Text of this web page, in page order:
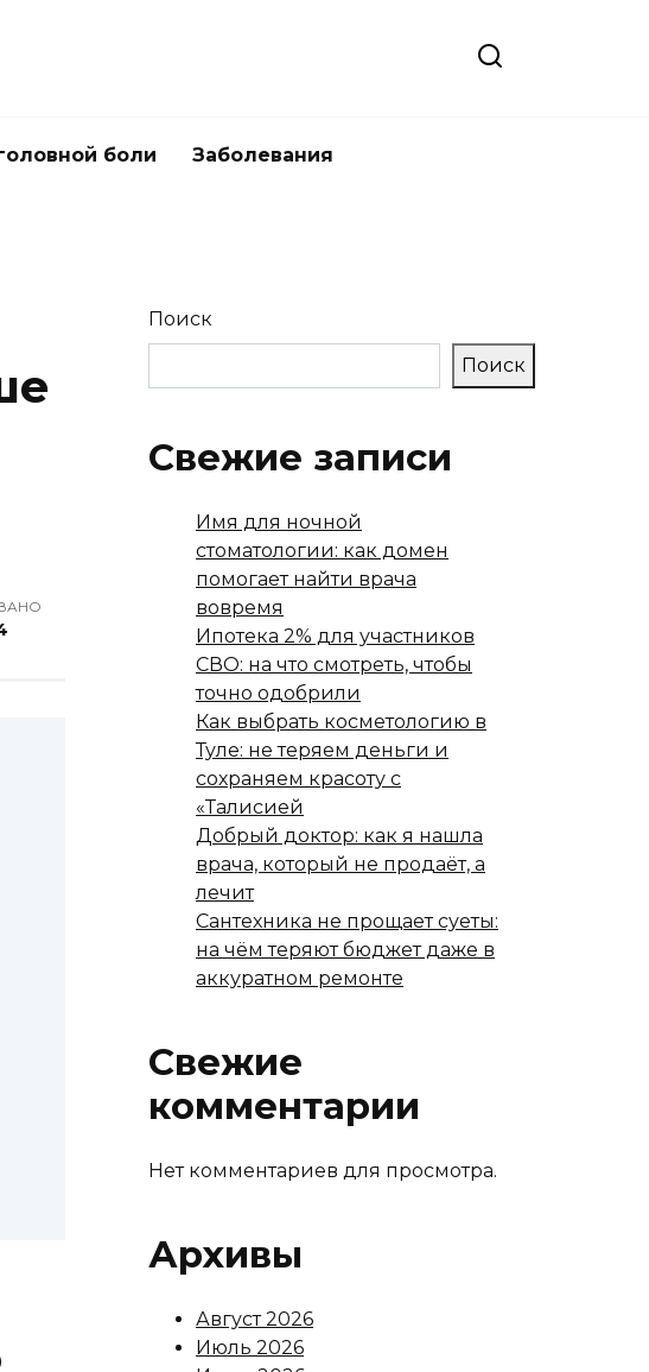
боли Заболевания
Поиск
Поиск
Свежие записи
Имя для ночной
стоматологии: как домен
помогает найти врача
вовремя
Ипотека 2% для участников
СВО: на что смотреть, чтобы
точно одобрили
Как выбрать косметологию в
Туле: не теряем деньги и
сохраняем красоту с
«Талисией
Добрый доктор: как я нашла
врача, который не продаёт, а
лечит
Сантехника не прощает суеты:
на чём теряют бюджет даже в
аккуратном ремонте
Свежие
комментарии
Нет комментариев для просмотра.
Архивы
Август 2026
Июль 2026